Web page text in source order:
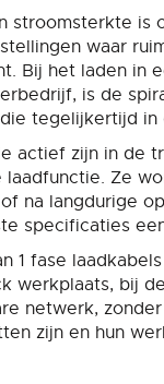
stroomsterkte is
waar
Bij het laden in
is de
tegelijkertijd in
actief zijn in de
Ze
na langdurige
specificaties
1 fase
werkplaats, bij
netwerk,
zijn en hun